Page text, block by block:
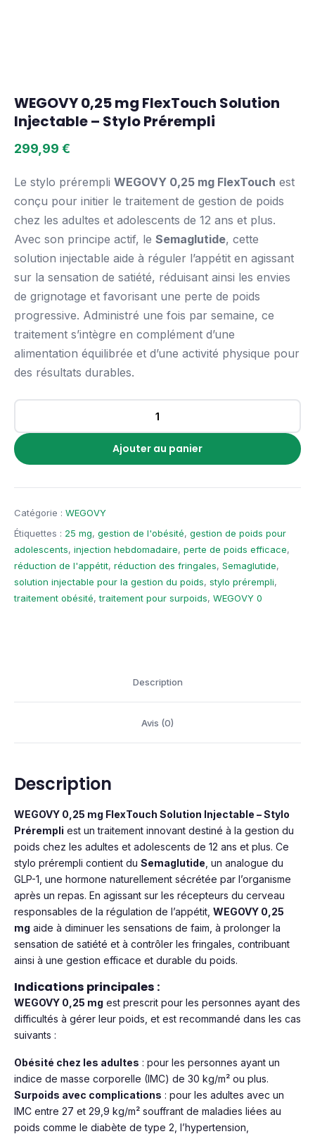
WEGOVY 0,25 mg FlexTouch Solution
Injectable – Stylo Prérempli
299,99 €
Le stylo prérempli WEGOVY 0,25 mg FlexTouch est
conçu pour initier le traitement de gestion de poids
chez les adultes et adolescents de 12 ans et plus.
Avec son principe actif, le Semaglutide, cette
solution injectable aide à réguler l’appétit en agissant
sur la sensation de satiété, réduisant ainsi les envies
de grignotage et favorisant une perte de poids
progressive. Administré une fois par semaine, ce
traitement s’intègre en complément d’une
alimentation équilibrée et d’une activité physique pour
des résultats durables.
Ajouter au panier
Catégorie : WEGOVY
Étiquettes : 25 mg, gestion de l'obésité, gestion de poids pour
adolescents, injection hebdomadaire, perte de poids efficace,
réduction de l'appétit, réduction des fringales, Semaglutide,
solution injectable pour la gestion du poids, stylo prérempli,
traitement obésité,traitement pour surpoids, WEGOVY 0
Description
Avis (0)
Description
WEGOVY 0,25 mg FlexTouch Solution Injectable – Stylo
Prérempli est un traitement innovant destiné à la gestion du
poids chez les adultes et adolescents de 12 ans et plus. Ce
stylo prérempli contient du Semaglutide , un analogue du
GLP-1, une hormone naturellement sécrétée par l’organisme
après un repas. En agissant sur les récepteurs du cerveau
responsables de la régulation de l’appétit, WEGOVY 0,25
mg aide à diminuer les sensations de faim, à prolonger la
sensation de satiété et à contrôler les fringales, contribuant
ainsi à une gestion efficace et durable du poids.
Indications principales :
WEGOVY 0,25 mg est prescrit pour les personnes ayant des
difficultés à gérer leur poids, et est recommandé dans les cas
suivants :
Obésité chez les adultes : pour les personnes ayant un
indice de masse corporelle (IMC) de 30 kg/m² ou plus.
Surpoids avec complications : pour les adultes avec un
IMC entre 27 et 29,9 kg/m² souffrant de maladies liées au
poids comme le diabète de type 2, l’hypertension,